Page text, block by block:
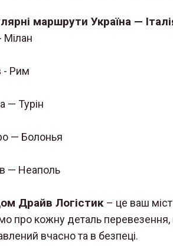
маршрути Україна —
Мілан
- Рим
— Турін
— Болонья
— Неаполь
Драйв Логістик – це ваш
про кожну деталь
вчасно та в безпеці.